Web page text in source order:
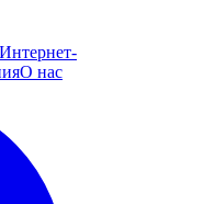
Интернет-
О нас